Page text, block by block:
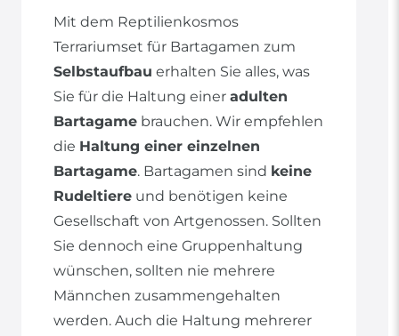
Mit dem Reptilienkosmos
Terrariumset für Bartagamen zum
Selbstaufbau erhalten Sie alles, was
Sie für die Haltung einer adulten
Bartagame brauchen. Wir empfehlen
die Haltung einer einzelnen
Bartagame. Bartagamen sind keine
Rudeltiere und benötigen keine
Gesellschaft von Artgenossen. Sollten
Sie dennoch eine Gruppenhaltung
wünschen, sollten nie mehrere
Männchen zusammengehalten
werden. Auch die Haltung mehrerer